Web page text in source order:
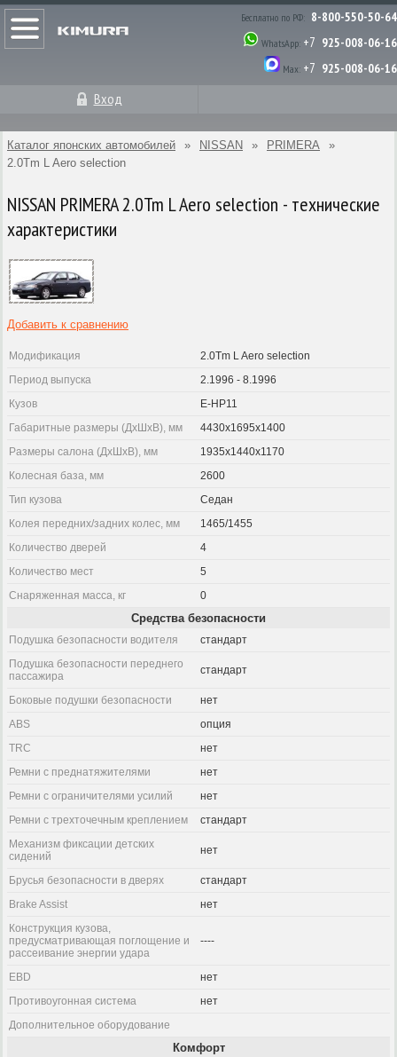
Бесплатно по РФ: 8-800-550-50-64
WhatsApp: +7 925-008-06-16
Max: +7 925-008-06-16
Вход
Каталог японских автомобилей » NISSAN » PRIMERA
»
2.0Tm L Aero selection
NISSAN PRIMERA 2.0Tm L Aero selection - технические
характеристики
Добавить к сравнению
Модификация
2.0Tm L Aero selection
Период выпуска
2.1996 - 8.1996
Кузов
E-HP11
Габаритные размеры (ДхШхВ), мм
4430x1695x1400
Размеры салона (ДхШхВ), мм
1935x1440x1170
Колесная база, мм
2600
Тип кузова
Седан
Колея передних/задних колес, мм
1465/1455
Количество дверей
4
Количество мест
5
Снаряженная масса, кг
0
Средства безопасности
Подушка безопасности водителя
стандарт
Подушка безопасности переднего
пассажира
стандарт
Боковые подушки безопасности
нет
ABS
опция
TRC
нет
Ремни с преднатяжителями
нет
Ремни с ограничителями усилий
нет
Ремни с трехточечным креплением
стандарт
Механизм фиксации детских
сидений
нет
Брусья безопасности в дверях
стандарт
Brake Assist
нет
Конструкция кузова,
предусматривающая поглощение и
рассеивание энергии удара
----
EBD
нет
Противоугонная система
нет
Дополнительное оборудование
Комфорт